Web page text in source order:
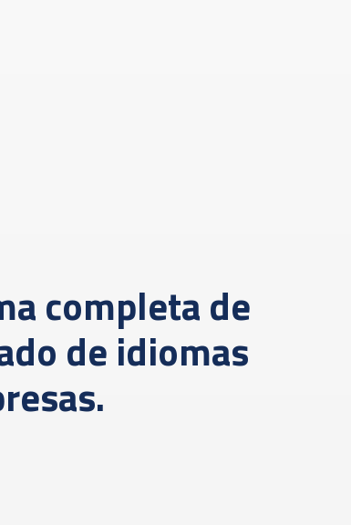
completa de
de idiomas